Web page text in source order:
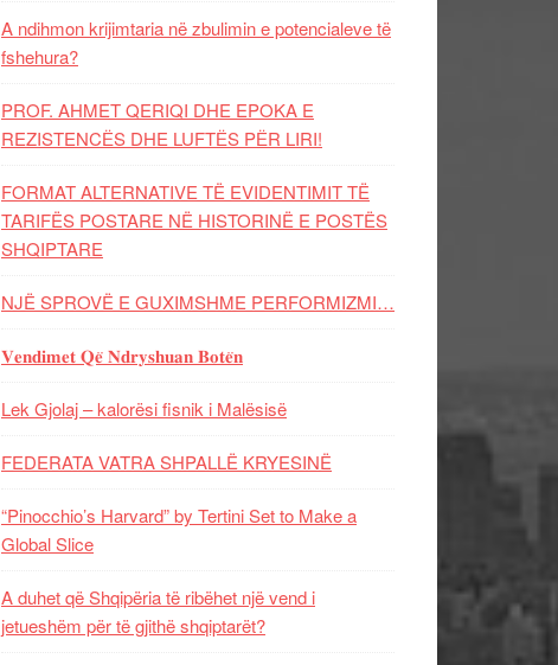
A ndihmon krijimtaria në zbulimin e potencialeve të
fshehura?
PROF. AHMET QERIQI DHE EPOKA E
REZISTENCЁS DHE LUFTЁS PЁR LIRI!
FORMAT ALTERNATIVE TË EVIDENTIMIT TË
TARIFËS POSTARE NË HISTORINË E POSTËS
SHQIPTARE
NJË SPROVË E GUXIMSHME PERFORMIZMI…
𝐕𝐞𝐧𝐝𝐢𝐦𝐞𝐭 𝐐𝐞̈ 𝐍𝐝𝐫𝐲𝐬𝐡𝐮𝐚𝐧 𝐁𝐨𝐭𝐞̈𝐧
Lek Gjolaj – kalorësi fisnik i Malësisë
FEDERATA VATRA SHPALLË KRYESINË
“Pinocchio’s Harvard” by Tertini Set to Make a
Global Slice
A duhet që Shqipëria të ribëhet një vend i
jetueshëm për të gjithë shqiptarët?